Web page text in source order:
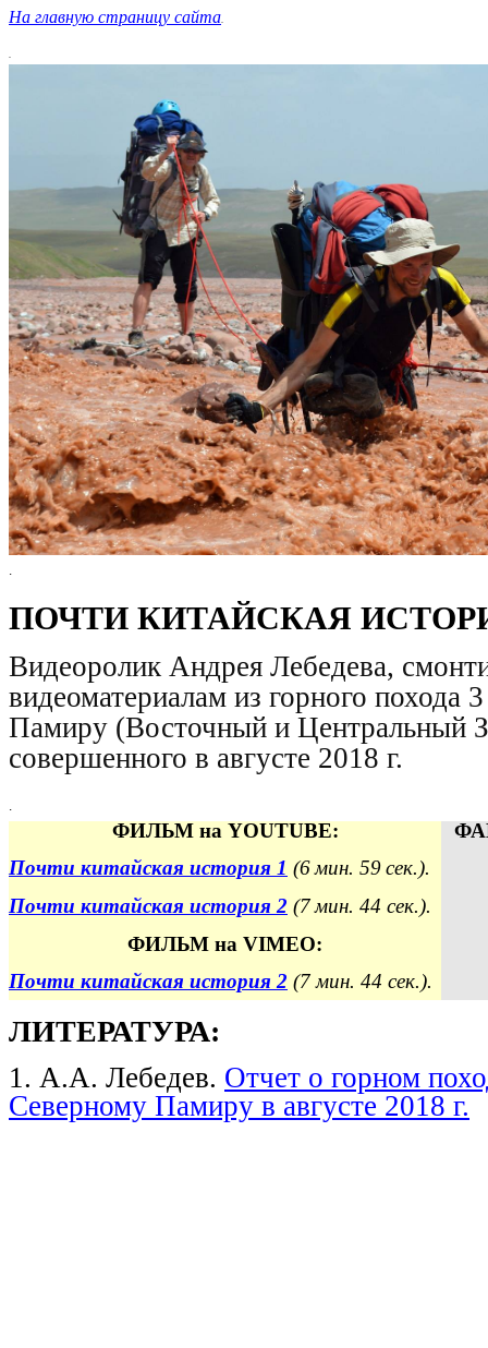
На главную страницу сайта.
.
.
ПОЧТИ КИТАЙСКАЯ
Видеоролик Андрея Лебедева,
видеоматериалам из горного похода
Памиру (Восточный и Центральный
совершенного в августе 2018 г.
.
ФИЛЬМ на YOUTUBE:
Почти китайская история 1 (6мин. 59сек.).
Почти китайская история 2 (7мин. 44 сек.).
ФИЛЬМ на VIMEO:
Почти китайская история 2 (7 мин. 44 сек.).
ЛИТЕРАТУРА:
1. А.А. Лебедев. Отчет о горном
Северному Памиру в августе 2018 г.